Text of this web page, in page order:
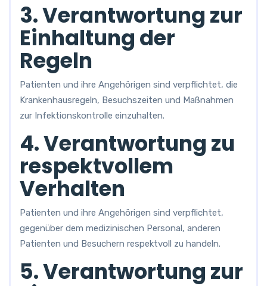
3. Verantwortung zur
Einhaltung der
Regeln
Patienten und ihre Angehörigen sind verpflichtet, die
Krankenhausregeln, Besuchszeiten und Maßnahmen
zur Infektionskontrolle einzuhalten.
4. Verantwortung zu
respektvollem
Verhalten
Patienten und ihre Angehörigen sind verpflichtet,
gegenüber dem medizinischen Personal, anderen
Patienten und Besuchern respektvoll zu handeln.
5. Verantwortung zur